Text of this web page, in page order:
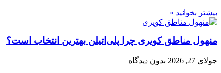
بیشتر بخوانید »
منهول مناطق کویری چرا پلی‌اتیلن بهترین انتخاب است؟
جولای 27, 2026 بدون دیدگاه